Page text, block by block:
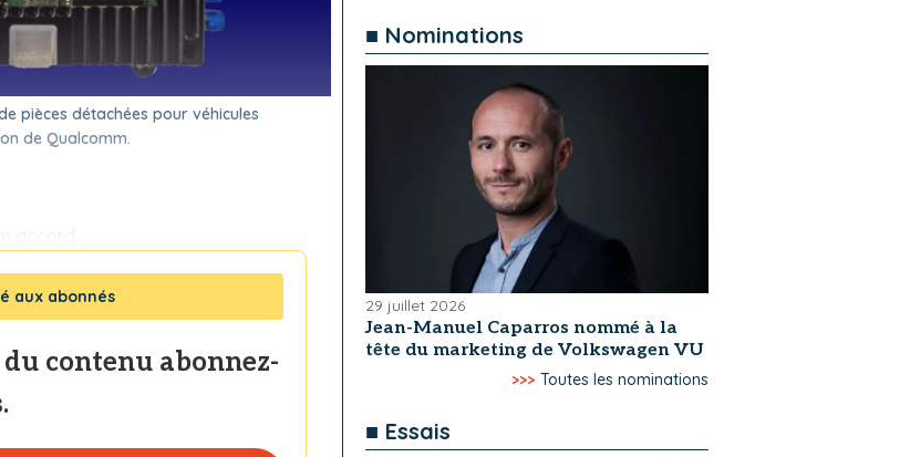
pièces détachées pour véhicules
de Qualcomm.
accord
aux abonnés
contenu abonnez-
■ Nominations
29 juillet 2026
Jean-Manuel Caparros nommé à la
tête du marketing de Volkswagen VU
>>> Toutes les nominations
■ Essais